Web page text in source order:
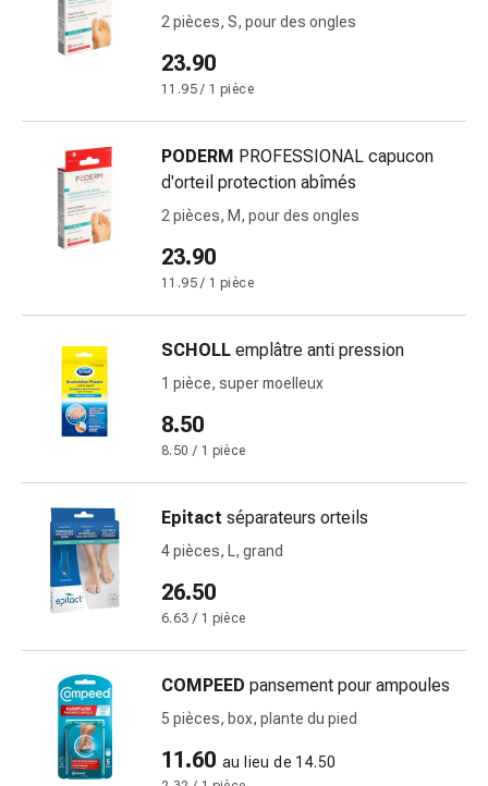
Sprays
pour
fermeture
adhésifs
Pommade
Tampons
médicaux
Troubles
l'oreille
Soins
oreilles
Gouttes
pour
yeux
2 pièces, S, pour des ongles
23.90
11.95 / 1 pièce
PODERM PROFESSIONAL capucon
d'orteil protection abîmés
2 pièces, M, pour des ongles
23.90
11.95 / 1 pièce
SCHOLL emplâtre anti pression
1 pièce, super moelleux
8.50
8.50 / 1 pièce
Epitact séparateurs orteils
4 pièces, L, grand
26.50
6.63 / 1 pièce
COMPEED pansement pour ampoules
5 pièces, box, plante du pied
11.60 au lieu de 14.50